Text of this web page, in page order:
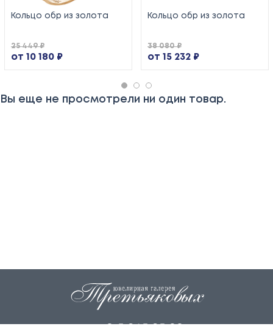
Кольцо обр из золота
от 10 180 ₽
25 449 ₽
Кольцо обр из золота
от 15 232 ₽
38 080 ₽
Вы еще не просмотрели ни один товар.